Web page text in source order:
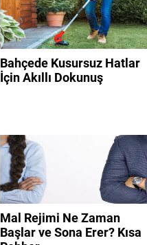
Bahçede Kusursuz Hatlar
İçin Akıllı Dokunuş
Mal Rejimi Ne Zaman
Başlar ve Sona Erer? Kısa